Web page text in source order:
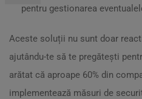
pentru gestionarea
Aceste soluții nu sunt doar
ajutându-te să te pregătești
arătat că aproape 60% din
implementează măsuri de